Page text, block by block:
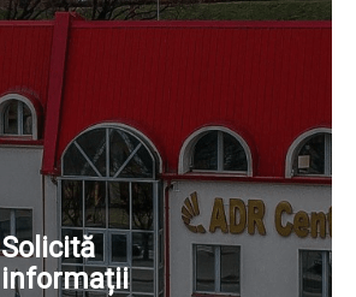
Solicită
informații